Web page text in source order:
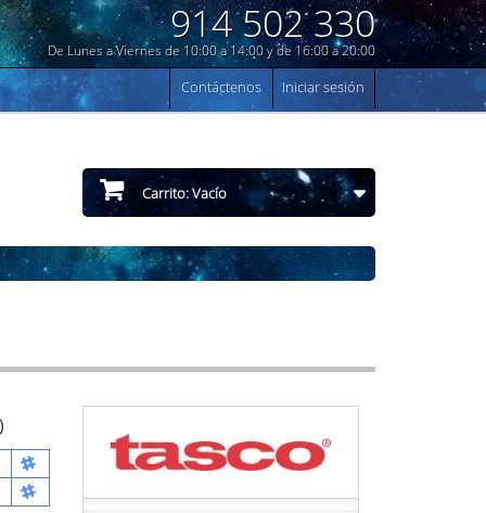
914 502 330
De Lunes a Viernes de 10:00 a 14:00 y de 16:00 a 20:00
Iniciar sesión
Contáctenos
Carrito:Vacío